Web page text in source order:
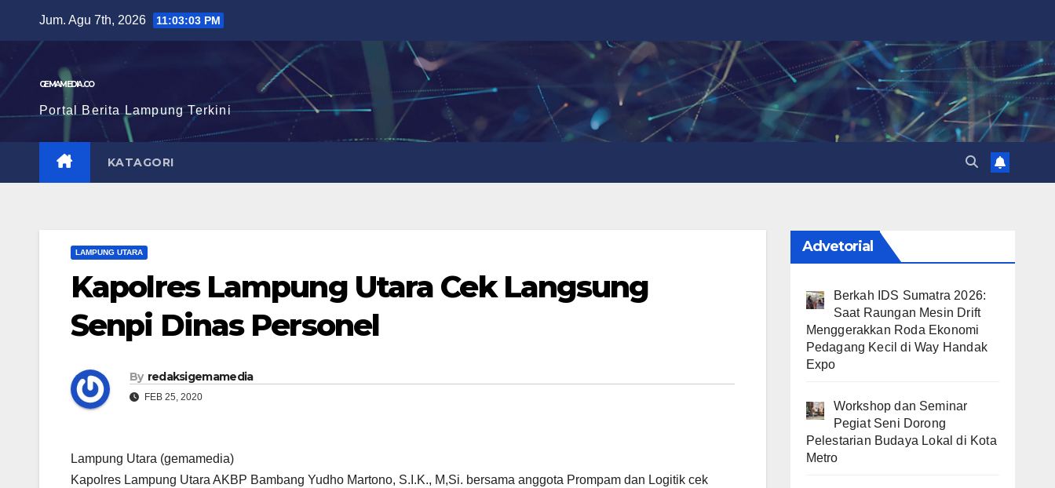
content
Jum. Agu 7th, 2026 11:03:03 PM
GEMAMEDIA.CO
Portal Berita Lampung Terkini
KATAGORI
LAMPUNG UTARA
Kapolres Lampung Utara Cek Langsung
Senpi Dinas Personel
By redaksigemamedia
FEB 25, 2020
Lampung Utara (gemamedia)
Kapolres Lampung Utara AKBP Bambang Yudho Martono, S.I.K., M,Si. bersama anggota Prompam dan Logitik cek
Advetorial
Berkah IDS Sumatra 2026:
Saat Raungan Mesin Drift
Menggerakkan Roda Ekonomi
Pedagang Kecil di Way Handak
Expo
Workshop dan Seminar
Pegiat Seni Dorong
Pelestarian Budaya Lokal di Kota
Metro